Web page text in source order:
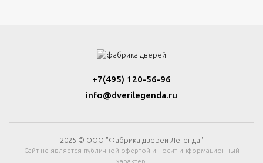
+7(495) 120-56-96
info@dverilegenda.ru
2025 © ООО "Фабрика дверей Легенда"
Сайт не является публичной офертой и носит информационный
характер.